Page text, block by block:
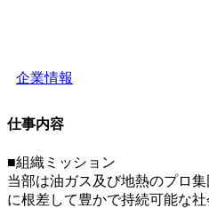
企業情報
仕事内容
■組織ミッション
当部は油ガス及び地熱のプロ
に根差して豊かで持続可能な